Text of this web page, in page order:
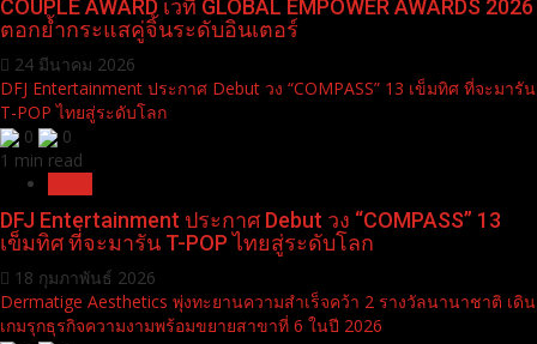
“อันดา-ลูกแก้ว” แรงไม่หยุด! คว้า BEST VIRAL GL COUPLE AWARD เวที
GLOBAL EMPOWER AWARDS 2026 ตอกย้ำกระแสคู่จิ้นระดับอินเตอร์
0
1 min read
Pr News
“อันดา-ลูกแก้ว” แรงไม่หยุด! คว้า BEST VIRAL GL
COUPLE AWARD เวที GLOBAL EMPOWER AWARDS 2026
ตอกย้ำกระแสคู่จิ้นระดับอินเตอร์
24 มีนาคม 2026
DFJ Entertainment ประกาศ Debut วง “COMPASS” 13 เข็มทิศ ที่จะมารัน
T-POP ไทยสู่ระดับโลก
0
0
1 min read
News